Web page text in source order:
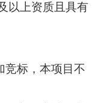
以上资质且具有
竞标，本项目不